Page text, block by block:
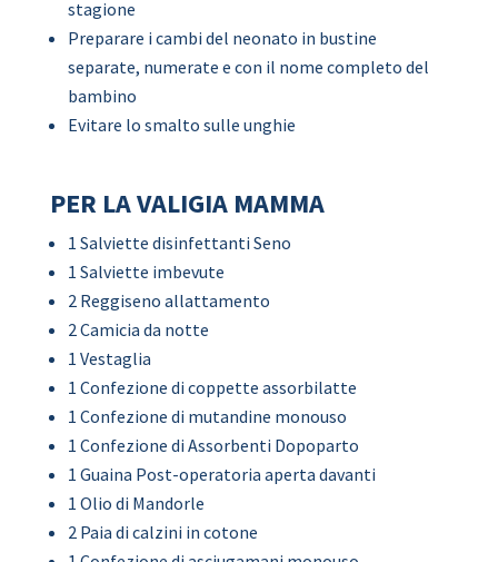
stagione
Preparare i cambi del neonato in bustine
separate, numerate e con il nome completo del
bambino
Evitare lo smalto sulle unghie
PER LA VALIGIA MAMMA
1 Salviette disinfettanti Seno
1 Salviette imbevute
2 Reggiseno allattamento
2 Camicia da notte
1 Vestaglia
1 Confezione di coppette assorbilatte
1 Confezione di mutandine monouso
1 Confezione di Assorbenti Dopoparto
1 Guaina Post-operatoria aperta davanti
1 Olio di Mandorle
2 Paia di calzini in cotone